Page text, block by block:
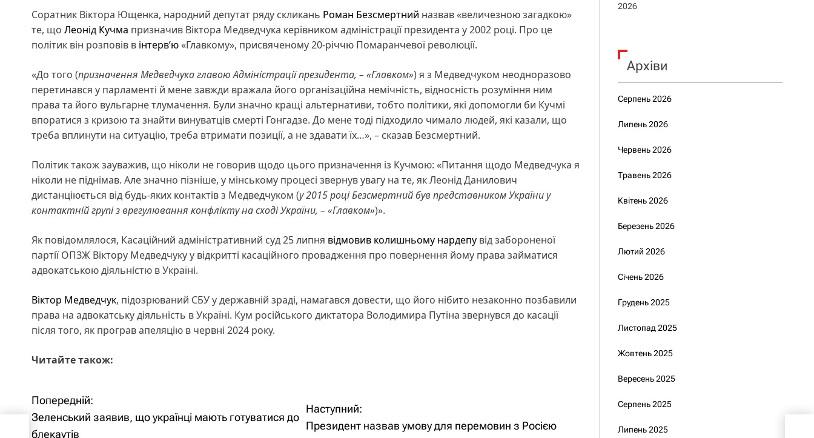
Соратник Віктора Ющенка, народний депутат ряду скликань Роман Безсмертний назвав «величезною загадкою»
те, що Леонід Кучма призначив Віктора Медведчука керівником адміністрації президента у 2002 році. Про це
політик він розповів в інтерв’ю«Главкому», присвяченому 20-річчю Помаранчевої революції.
«До того (призначення Медведчука главою Адміністрації президента, – «Главком») я з Медведчуком неодноразово
перетинався у парламенті й мене завжди вражала його організаційна немічність, відносність розуміння ним
права та його вульгарне тлумачення. Були значно кращі альтернативи, тобто політики, які допомогли би Кучмі
впоратися з кризою та знайти винуватців смерті Гонгадзе. До мене тоді підходило чимало людей, які казали, що
треба вплинути на ситуацію, треба втримати позиції, а не здавати їх…», – сказав Безсмертний.
Політик також зауважив, що ніколи не говорив щодо цього призначення із Кучмою: «Питання щодо Медведчука я
ніколи не піднімав. Але значно пізніше, у мінському процесі звернув увагу на те, як Леонід Данилович
дистанціюється від будь-яких контактів з Медведчуком (у 2015 році Безсмертний був представником України у
контактній групі з врегулювання конфлікту на сході України, – «Главком»)».
Як повідомлялося, Касаційний адміністративний суд 25 липня відмовив колишньому нардепу від забороненої
партії ОПЗЖ Віктору Медведчуку у відкритті касаційного провадження про повернення йому права займатися
адвокатською діяльністю в Україні.
Віктор Медведчук, підозрюваний СБУ у державній зраді, намагався довести, що його нібито незаконно позбавили
права на адвокатську діяльність в Україні. Кум російського диктатора Володимира Путіна звернувся до касації
після того, як програв апеляцію в червні 2024 року.
Читайте також:
Н
а
Попередній:
Зеленський заявив, що українці мають готуватися до
блекаутів
Наступний:
Президент назвав умову для перемовин з Росією
2026
Архіви
Серпень 2026
Липень 2026
Червень 2026
Травень 2026
Квітень 2026
Березень 2026
Лютий 2026
Січень 2026
Грудень 2025
Листопад 2025
Жовтень 2025
Вересень 2025
Серпень 2025
Липень 2025